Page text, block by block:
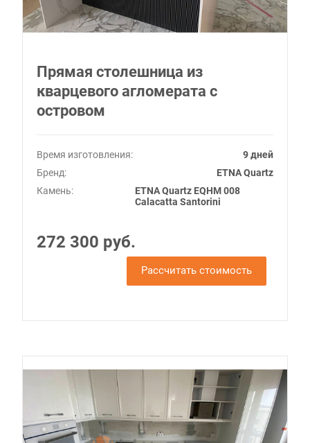
Прямая столешница из
кварцевого агломерата с
островом
Время изготовления:
9 дней
Бренд:
ETNA Quartz
Камень:
ETNA Quartz EQHM 008
Calacatta Santorini
272 300 руб.
Рассчитать стоимость